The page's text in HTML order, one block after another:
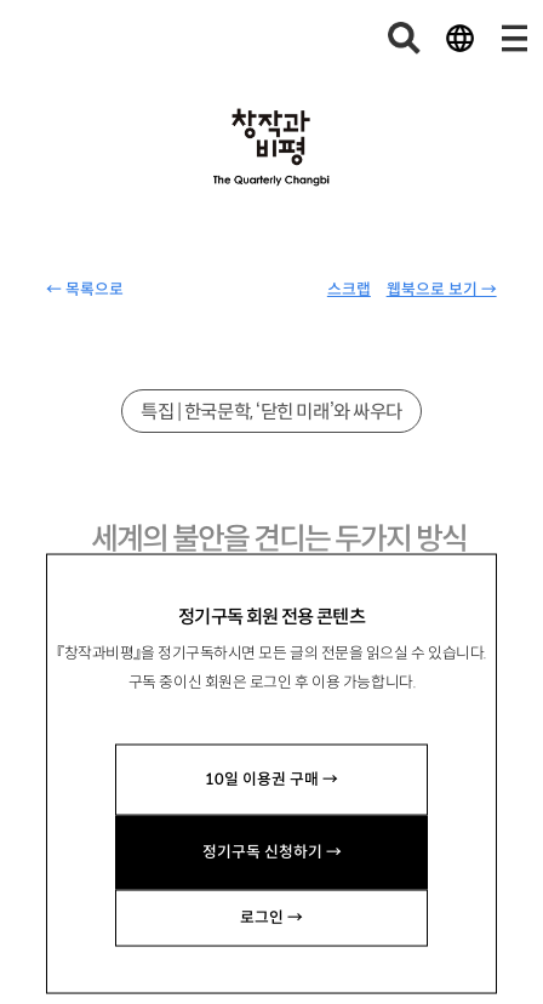
← 목록으로 웹북으로 보기 →
스크랩
정기구독 회원 전용 콘텐츠
『창작과비평』을 정기구독하시면 모든 글의 전문을 읽으실 수 있습니다.
구독 중이신 회원은 로그인 후 이용 가능합니다.
10일 이용권 구매 →
정기구독 신청하기 →
로그인 →
특집 | 한국문학, ‘닫힌 미래’와 싸우다
세계의 불안을 견디는 두가지 방식
한영인韓永仁
단상」 등이 있음. jwhyi@naver.com
삶을 견디게 하는 것은 희망일까. 어쩌면 그럴지